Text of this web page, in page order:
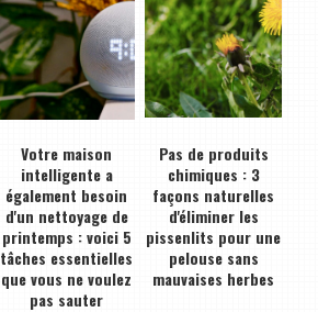
Votre maison
intelligente a
également besoin
d'un nettoyage de
printemps : voici 5
tâches essentielles
que vous ne voulez
pas sauter
Pas de produits
chimiques : 3
façons naturelles
d'éliminer les
pissenlits pour une
pelouse sans
mauvaises herbes